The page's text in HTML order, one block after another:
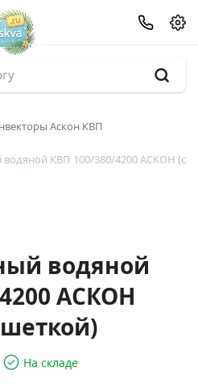
Аскон КВП
КВП 100/380/4200 АСКОН (с
водяной
АСКОН
На складе